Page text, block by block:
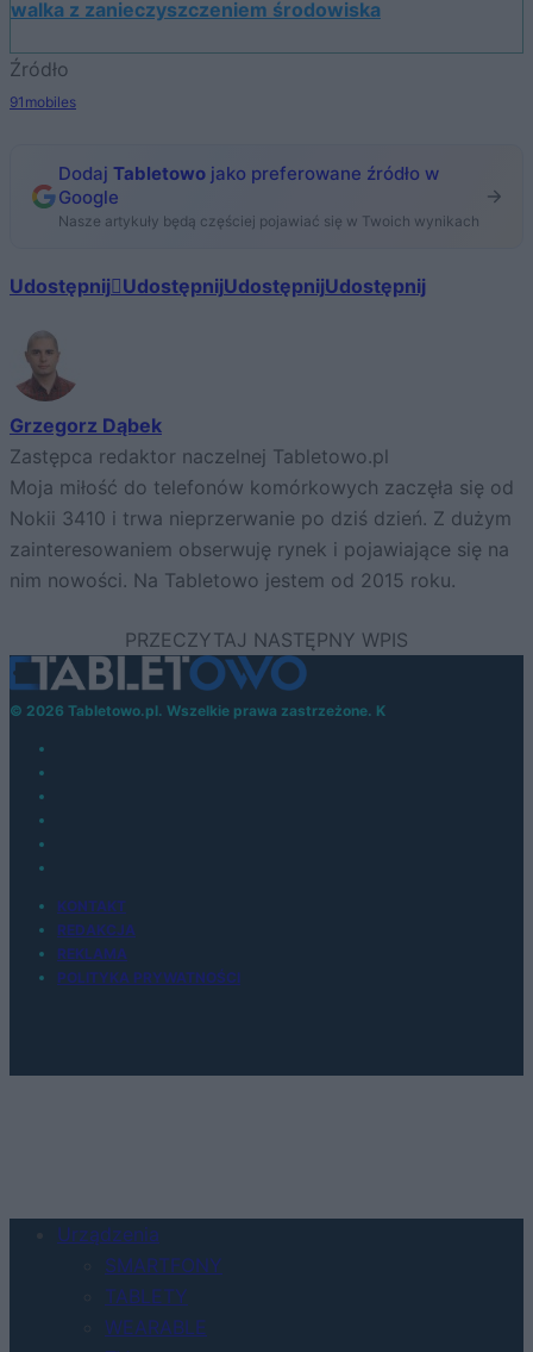
walka z zanieczyszczeniem środowiska
Źródło
91mobiles
Dodaj Tabletowo jako preferowane źródło w
Google
Nasze artykuły będą częściej pojawiać się w Twoich wynikach
Udostępnij UdostępnijUdostępnijUdostępnij
Grzegorz Dąbek
Zastępca redaktor naczelnej Tabletowo.pl
Moja miłość do telefonów komórkowych zaczęła się od
Nokii 3410 i trwa nieprzerwanie po dziś dzień. Z dużym
zainteresowaniem obserwuję rynek i pojawiające się na
nim nowości. Na Tabletowo jestem od 2015 roku.
© 2026 Tabletowo.pl. Wszelkie prawa zastrzeżone. K
KONTAKT
REDAKCJA
REKLAMA
POLITYKA PRYWATNOŚCI
Urządzenia
SMARTFONY
TABLETY
WEARABLE